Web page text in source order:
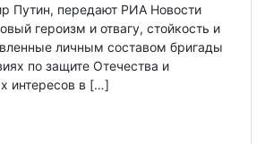
Путин, передают РИА Новости
героизм и отвагу, стойкость и
личным составом бригады
по защите Отечества и
интересов в […]